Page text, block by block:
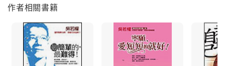
都會男女愛情首席顧問 掌握幸福趨勢的ｅ世代生活
家吳若權
他擅長以鋒利的筆，刻劃出世間男女最深的感情世
作者相關書籍